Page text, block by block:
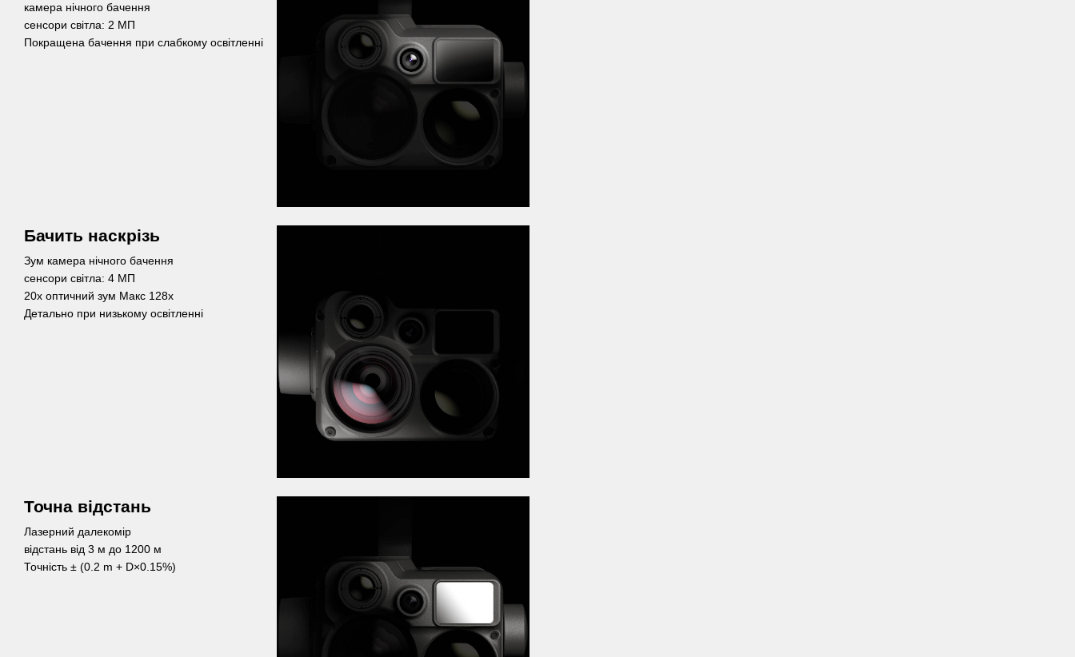
камера нічного бачення
сенсори світла: 2 МП
Покращена бачення при слабкому освітленні
Бачить наскрізь
Зум камера нічного бачення
сенсори світла: 4 МП
20х оптичний зум Макс 128х
Детально при низькому освітленні
Точна відстань
Лазерний далекомір
відстань від 3 м до 1200 м
Точність ± (0.2 m + D×0.15%)